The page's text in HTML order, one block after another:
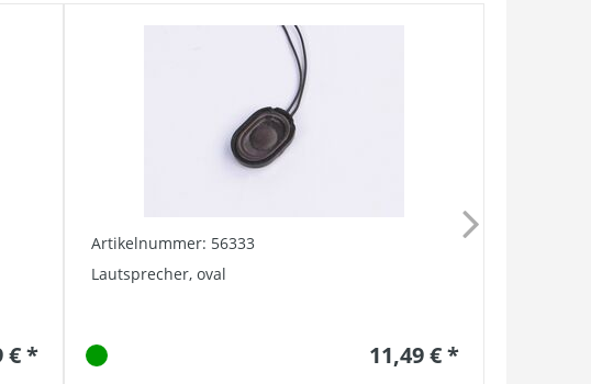
€ *
Artikelnummer: 56333
Lautsprecher, oval
11,49 € *